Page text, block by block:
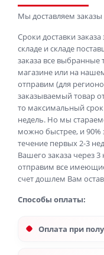
Мы доставляем
Сроки доставки
складе и складе
заказа все
магазине или на
отправим (для
заказываемый товар
то максимальный срок
недель. Но мы
можно быстрее, и 90%
течение первых 2-3
Вашего заказа через
отправим все
счет дошлем Вам
Способы оплаты:
Оплата при